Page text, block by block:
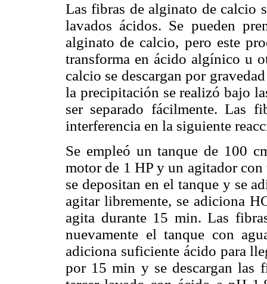
Las fibras de alginato de calcio
lavados ácidos. Se pueden
alginato de calcio, pero este
transforma en ácido algínico u
calcio se descargan por
la precipitación se realizó bajo
ser separado fácilmente. Las
interferencia en la siguiente
Se empleó un tanque de 100
motor de 1 HP y un agitador con
se depositan en el tanque y se
agitar libremente, se adiciona
agita durante 15 min. Las
nuevamente el tanque con
adiciona suficiente ácido para
por 15 min y se descargan las